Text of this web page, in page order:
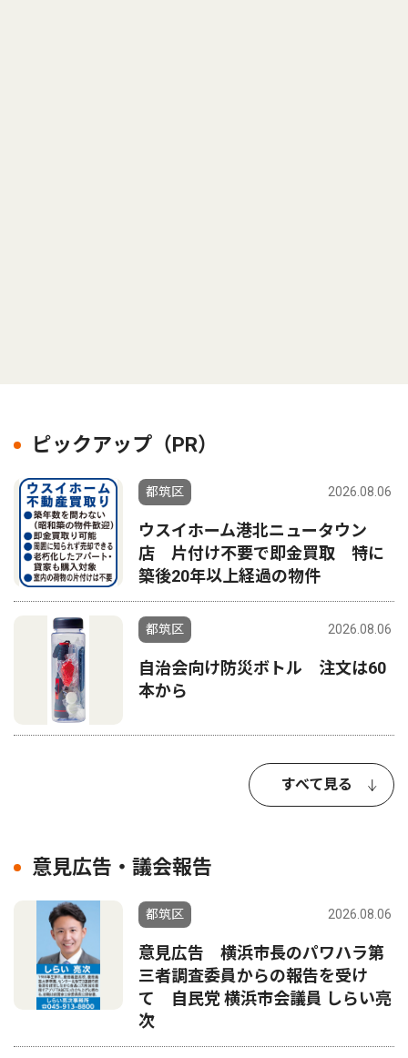
ピックアップ（PR）
都筑区 2026.08.06
ウスイホーム港北ニュータウン
店 片付け不要で即金買取 特に
築後20年以上経過の物件
都筑区 2026.08.06
自治会向け防災ボトル 注文は60
本から
すべて見る
意見広告・議会報告
都筑区 2026.08.06
意見広告 横浜市長のパワハラ第
三者調査委員からの報告を受け
て 自民党 横浜市会議員 しらい亮
次